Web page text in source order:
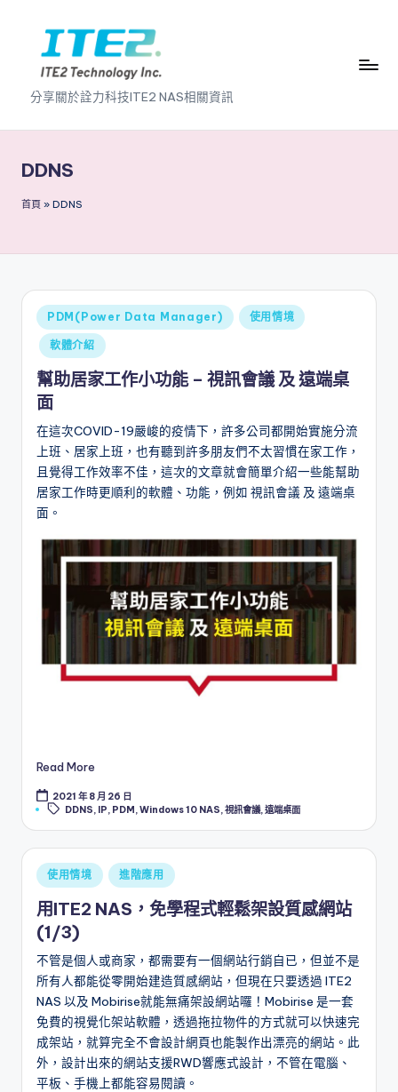
content
I
T
E
N
2
0
B
o
g
分享關於詮力科技ITE2 NAS相關資訊
DDNS
首頁 » DDNS
Posted
in
PDM(Power Data Manager) 使用情境
軟體介紹
幫助居家工作小功能 – 視訊會議 及 遠端桌
面
在這次COVID-19嚴峻的疫情下，許多公司都開始實施分流
上班、居家上班，也有聽到許多朋友們不太習慣在家工作，
且覺得工作效率不佳，這次的文章就會簡單介紹一些能幫助
居家工作時更順利的軟體、功能，例如 視訊會議 及 遠端桌
面。
Read More
2021 年 8 月 26 日
Tags:
DDNS, IP, PDM,Windows 10 NAS,視訊會議,遠端桌面
Posted
in
使用情境 進階應用
用ITE2 NAS，免學程式輕鬆架設質感網站
(1/3)
不管是個人或商家，都需要有一個網站行銷自已，但並不是
所有人都能從零開始建造質感網站，但現在只要透過 ITE2
NAS 以及 Mobirise就能無痛架設網站囉！Mobirise 是一套
免費的視覺化架站軟體，透過拖拉物件的方式就可以快速完
成架站，就算完全不會設計網頁也能製作出漂亮的網站。此
外，設計出來的網站支援RWD響應式設計，不管在電腦、
平板、手機上都能容易閱讀。